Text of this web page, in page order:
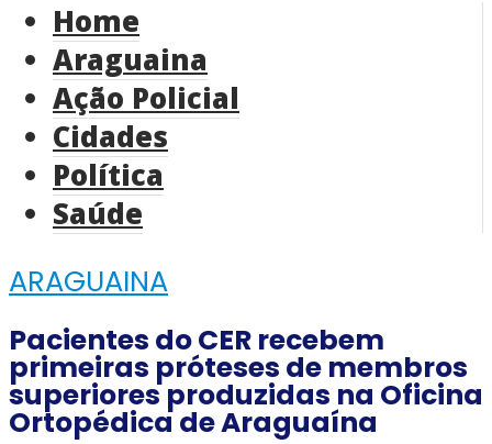
Home
Araguaina
Ação Policial
Cidades
Política
Saúde
ARAGUAINA
Pacientes do CER recebem
primeiras próteses de membros
superiores produzidas na Oficina
Ortopédica de Araguaína